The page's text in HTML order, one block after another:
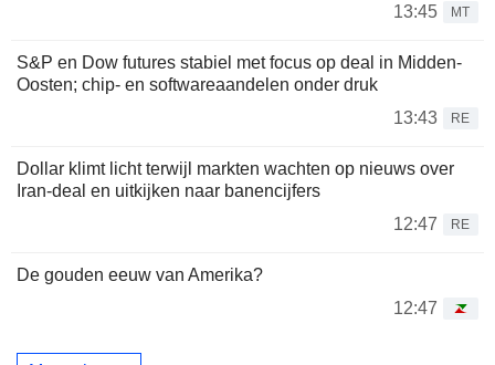
13:45
MT
S&P en Dow futures stabiel met focus op deal in Midden-
Oosten; chip- en softwareaandelen onder druk
13:43
RE
Dollar klimt licht terwijl markten wachten op nieuws over
Iran-deal en uitkijken naar banencijfers
12:47
RE
De gouden eeuw van Amerika?
12:47